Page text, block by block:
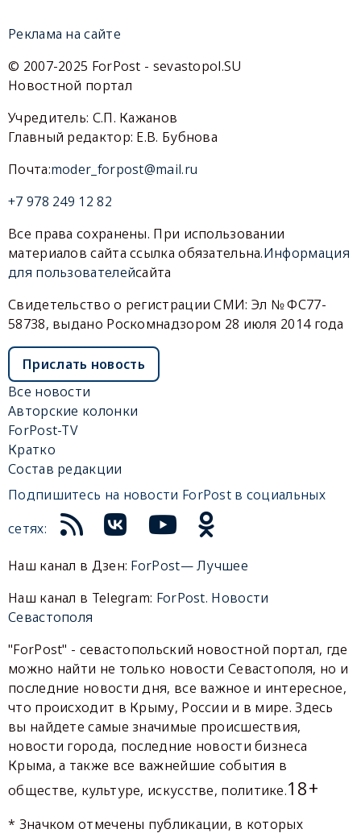
Реклама на сайте
© 2007-2025 ForPost - sevastopol.SU
Новостной портал
Учредитель: С.П. Кажанов
Главный редактор: Е.В. Бубнова
Почта:moder_forpost@mail.ru
+7 978 249 12 82
Все права сохранены. При использовании
материалов сайта ссылка обязательна.Информация
для пользователейсайта
Свидетельство о регистрации СМИ: Эл № ФС77-
58738, выдано Роскомнадзором 28 июля 2014 года
Прислать новость
Все новости
Авторские колонки
ForPost-TV
Кратко
Состав редакции
Подпишитесь на новости ForPost в социальных
сетях:
Наш канал в Дзен: ForPost— Лучшее
Наш канал в Telegram: ForPost. Новости
Севастополя
"ForPost" - севастопольский новостной портал, где
можно найти не только новости Севастополя, но и
последние новости дня, все важное и интересное,
что происходит в Крыму, России и в мире. Здесь
вы найдете самые значимые происшествия,
новости города, последние новости бизнеса
Крыма, а также все важнейшие события в
обществе, культуре, искусстве, политике.18+
* Значком отмечены публикации, в которых